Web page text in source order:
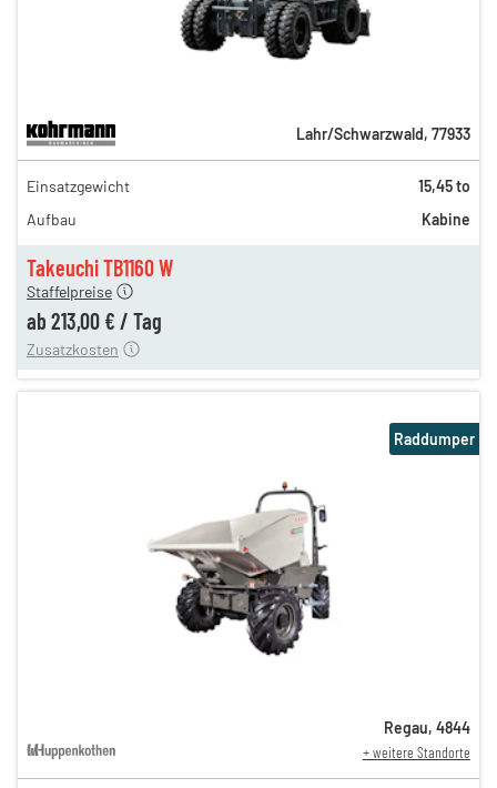
Takeuchi TB1160 W
368,00 €
306,00 €
255,00 €
Staffelpreise
ab 213,00 € / Tag
12,00 €
Zusatzkosten
Lahr/Schwarzwald, 77933
Einsatzgewicht
15,45 to
Aufbau
Kabine
Raddumper
Regau, 4844
+ weitere Standorte